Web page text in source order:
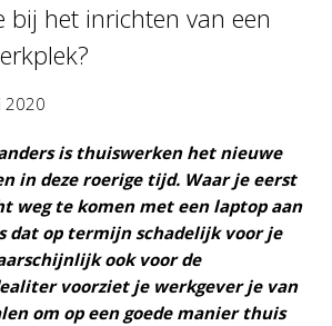
bij het inrichten van een
2020
is thuiswerken het nieuwe
in deze roerige tijd. Waar je eerst
weg te komen met een laptop aan
dat op termijn schadelijk voor je
ook voor de
voorziet je werkgever je van
om op een goede manier thuis